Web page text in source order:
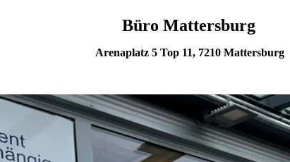
Büro Mattersburg
Arenaplatz 5 Top 11, 7210 Mattersburg